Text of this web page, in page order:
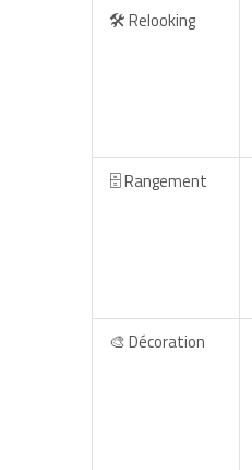
🛠 Relooking
🗄 Rangement
🎨 Décoration